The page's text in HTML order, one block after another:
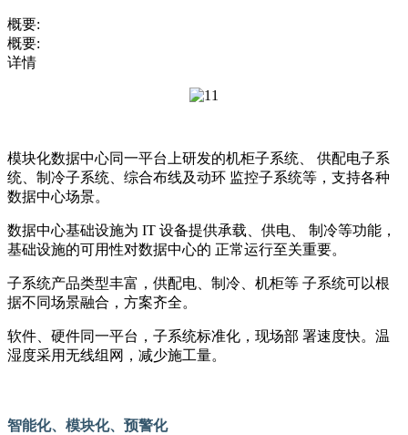
概要:
概要:
详情
模块化数据中心同一平台上研发的机柜子系统、 供配电子系
统、制冷子系统、综合布线及动环 监控子系统等，支持各种
数据中心场景。
数据中心基础设施为 IT 设备提供承载、供电、 制冷等功能，
基础设施的可用性对数据中心的 正常运行至关重要。
子系统产品类型丰富，供配电、制冷、机柜等 子系统可以根
据不同场景融合，方案齐全。
软件、硬件同一平台，子系统标准化，现场部 署速度快。温
湿度采用无线组网，减少施工量。
智能化、模块化、预警化